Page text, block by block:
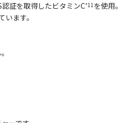
証を取得したビタミンC*11を使用。
います。